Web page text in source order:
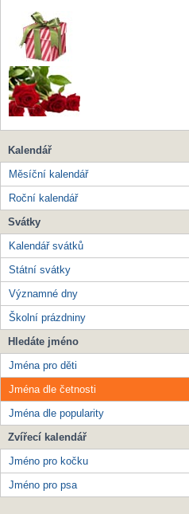
Kalendář
Měsíční kalendář
Roční kalendář
Svátky
Kalendář svátků
Státní svátky
Významné dny
Školní prázdniny
Hledáte jméno
Jména pro děti
Jména dle četnosti
Jména dle popularity
Zvířecí kalendář
Jméno pro kočku
Jméno pro psa